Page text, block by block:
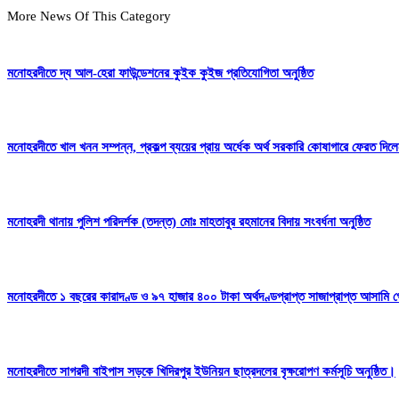
More News Of This Category
মনোহরদীতে দ্য আল-হেরা ফাউন্ডেশনের কুইক কুইজ প্রতিযোগিতা অনুষ্ঠিত
মনোহরদীতে খাল খনন সম্পন্ন, প্রকল্প ব্যয়ের প্রায় অর্ধেক অর্থ সরকারি কোষাগারে ফেরত
মনোহরদী থানায় পুলিশ পরিদর্শক (তদন্ত) মোঃ মাহতাবুর রহমানের বিদায় সংবর্ধনা অনুষ্ঠিত
মনোহরদীতে ১ বছরের কারাদণ্ড ও ৯৭ হাজার ৪০০ টাকা অর্থদণ্ডপ্রাপ্ত সাজাপ্রাপ্ত আসামি
মনোহরদীতে সাগরদী বাইপাস সড়কে খিদিরপুর ইউনিয়ন ছাত্রদলের বৃক্ষরোপণ কর্মসূচি অনুষ্ঠিত।